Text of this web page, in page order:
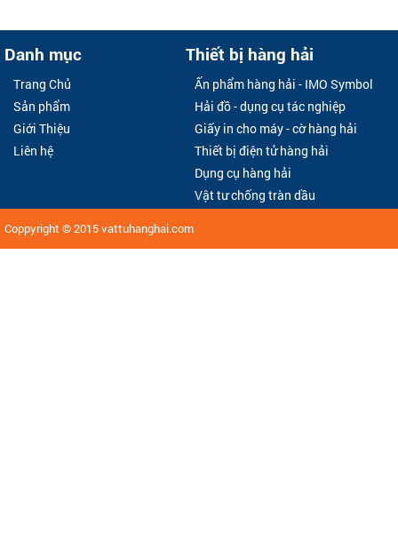
Danh mục
Trang Chủ
Sản phẩm
Giới Thiệu
Liên hệ
Thiết bị hàng hải
Ấn phẩm hàng hải - IMO Symbol
Hải đồ - dụng cụ tác nghiệp
Giấy in cho máy - cờ hàng hải
Thiết bị điện tử hàng hải
Dụng cụ hàng hải
Vật tư chống tràn dầu
Coppyright © 2015vattuhanghai.com